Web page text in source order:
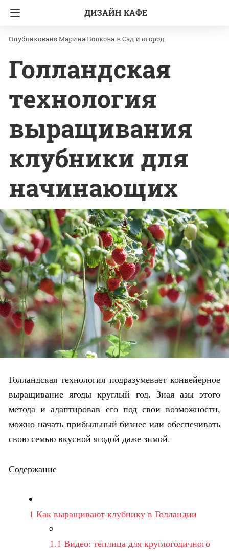
ДИЗАЙН КАФЕ
Главная Сад и огород
Марина Волкова вСад и огород
Голландская
технология
выращивания
клубники для
начинающих
Голландская технология подразумевает конвейерное
выращивание ягоды круглый год. Зная азы этого
метода и адаптировав его под свои возможности,
можно начать прибыльный бизнес или обеспечивать
свою семью вкусной ягодой даже зимой.
Содержание
1 Как выращивают клубнику в Голландии
1.1 Видео: теплица для круглогодичного